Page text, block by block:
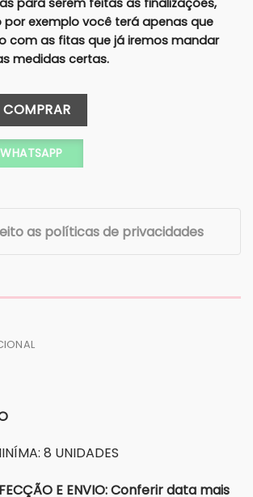
exemplo você terá apenas que
com as fitas que já iremos mandar
medidas certas.
(Cartonagem) quantidade
COMPRAR
as políticas de privacidades
8 UNIDADES
E ENVIO: Conferir data mais